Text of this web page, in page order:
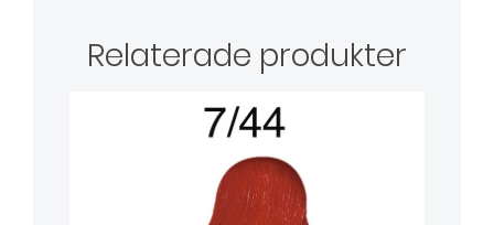
Relaterade produkter